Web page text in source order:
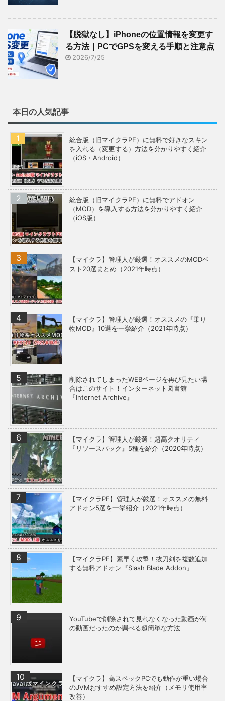
【脱獄なし】iPhoneの位置情報を変更す
る方法｜PCでGPSを変える手順と注意点
2026/7/25
本日の人気記事
統合版（旧マイクラPE）に無料で好きなスキン
を入れる（変更する）方法を分かりやすく紹介
（iOS・Android）
統合版（旧マイクラPE）に無料でアドオン
（MOD）を導入する方法を分かりやすく紹介
（iOS版）
【マイクラ】管理人が厳選！オススメのMODベ
スト20選まとめ（2021年時点）
【マイクラ】管理人が厳選！オススメの『乗り
物MOD』10選を一挙紹介（2021年時点）
削除されてしまったWEBページを再び見たい場
合はこのサイト！インターネット図書館
『Internet Archive』
【マイクラ】管理人が厳選！超高クオリティ
『リソースパック』5種を紹介（2020年時点）
【マイクラPE】管理人が厳選！オススメの無料
アドオン5選を一挙紹介（2021年時点）
【マイクラPE】素早く攻撃！抜刀剣を複数追加
する無料アドオン『Slash Blade Addon』
YouTubeで削除されて見れなくなった動画が何
の動画だったのか調べる超簡単な方法
【マイクラ】高スペックPCでも動作が重い場合
のJVMおすすめ設定方法を紹介（メモリ使用率
改善）